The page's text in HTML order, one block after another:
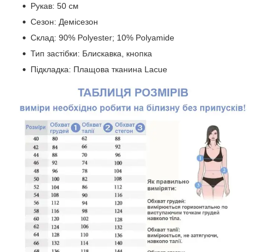
Рукав: 50 см
Сезон: Демісезон
Склад: 90% Polyester; 10% Polyamide
Тип застібки: Блискавка, кнопка
Підкладка: Плащова тканина Lacue